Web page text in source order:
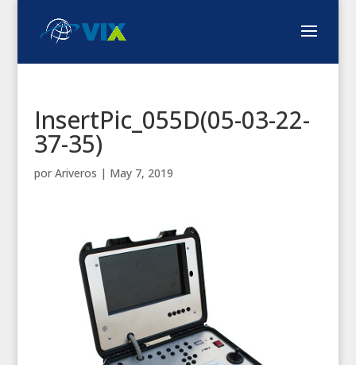
InsertPic_055D(05-03-22-
37-35)
por Ariveros | May 7, 2019